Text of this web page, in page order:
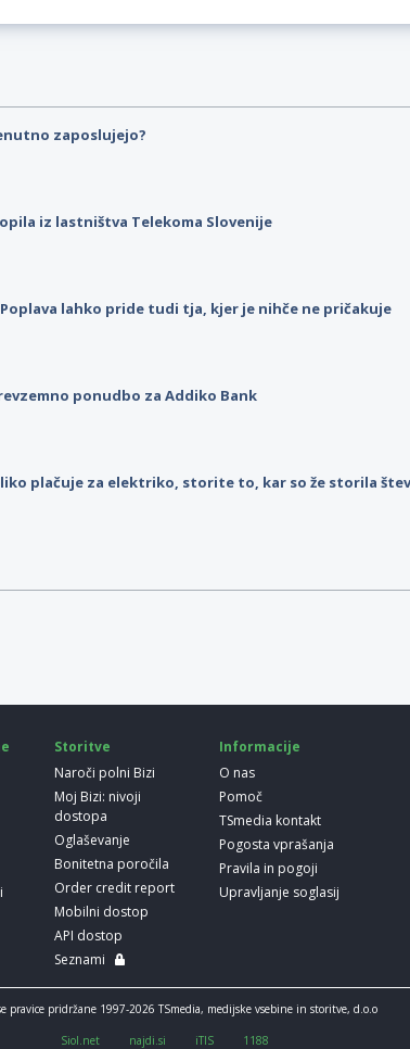
zaposlujejo?
iz lastništva Telekoma Slovenije
lahko pride tudi tja, kjer je nihče ne pričakuje
ponudbo za Addiko Bank
plačuje za elektriko, storite to, kar so že storila
Storitve
Naroči polni Bizi
Moj Bizi: nivoji
dostopa
Oglaševanje
Bonitetna poročila
Order credit report
Mobilni dostop
API dostop
Seznami
Informacije
O nas
Pomoč
TSmedia kontakt
Pogosta vprašanja
Pravila in pogoji
Upravljanje soglasij
pravice pridržane 1997-2026 TSmedia, medijske vsebine in storitve, d.o.o
Siol.net najdi.si iTIS 1188